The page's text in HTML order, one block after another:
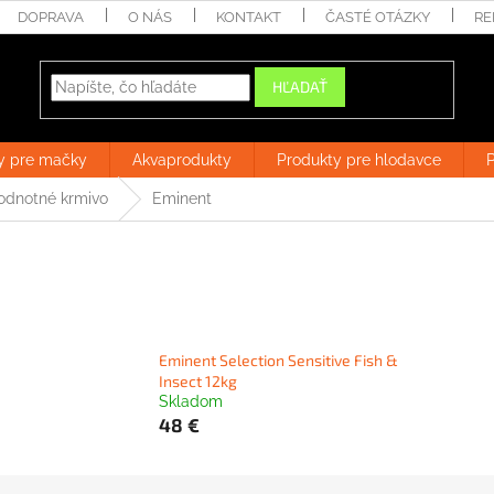
DOPRAVA O NÁS KONTAKT ČASTÉ OTÁZKY
HĽADAŤ
pre mačky Akvaprodukty Produkty pre hlodavce
krmivo Eminent
Eminent Selection Sensitive Fish &
Insect 12kg
Skladom
48 €